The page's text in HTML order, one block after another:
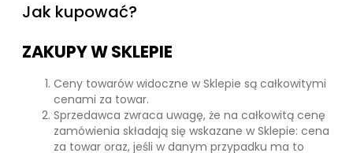
Jak kupować?
ZAKUPY W SKLEPIE
Ceny towarów widoczne w Sklepie są całkowitymi
cenami za towar.
Sprzedawca zwraca uwagę, że na całkowitą cenę
zamówienia składają się wskazane w Sklepie: cena
za towar oraz, jeśli w danym przypadku ma to